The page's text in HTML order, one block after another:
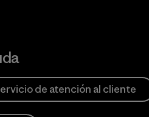
de atención al cliente